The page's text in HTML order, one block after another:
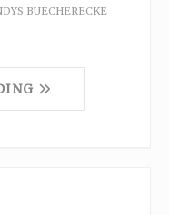
BUECHERECKE